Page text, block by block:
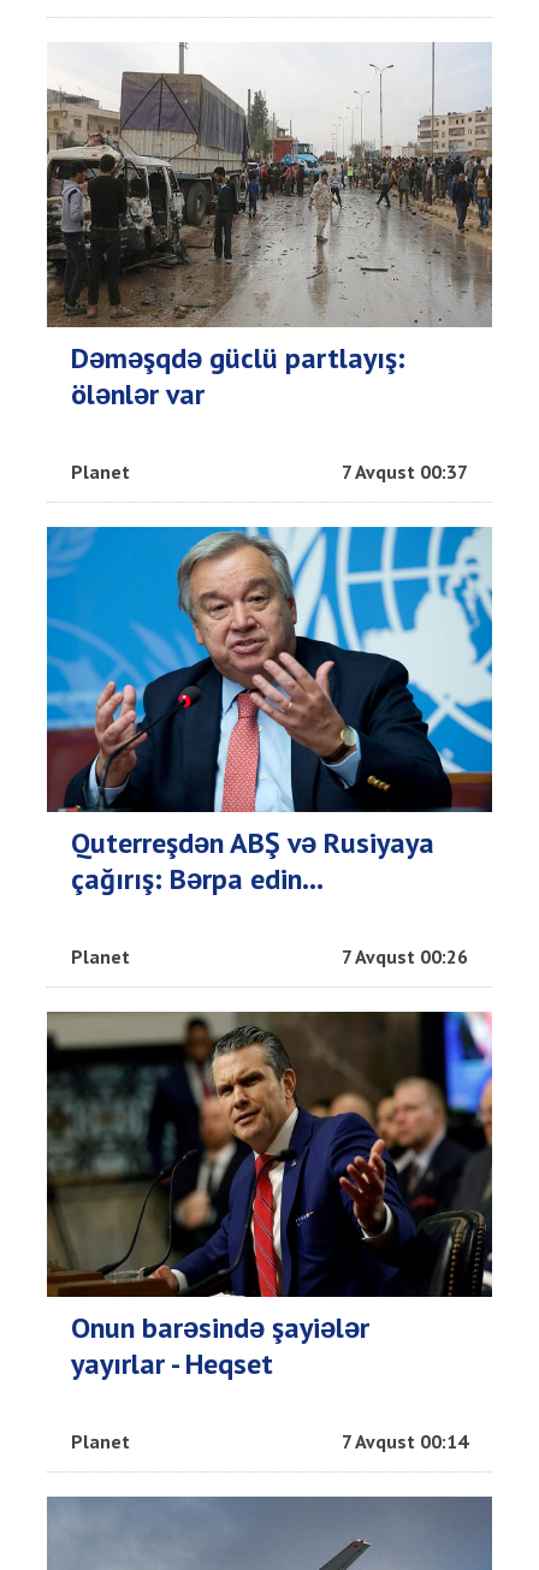
Dəməşqdə güclü partlayış:
ölənlər var
Planet 7 Avqust 00:37
Quterreşdən ABŞ və Rusiyaya
çağırış: Bərpa edin...
Planet 7 Avqust 00:26
Onun barəsində şayiələr
yayırlar - Heqset
Planet 7 Avqust 00:14